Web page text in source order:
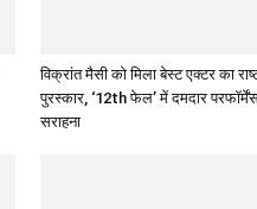
विक्रांत मैसी को मिला बेस्ट एक्टर का
पुरस्कार, ‘12th फेल’ में दमदार
सराहना